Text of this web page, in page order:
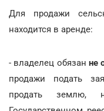
Для продажи
находится в аренде:
- владелец обязанне
продажи подать
продать землю,